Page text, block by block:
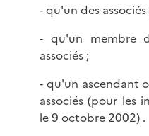
- qu'un des associés
- qu'un membre
associés ;
- qu'un ascendant
associés (pour les
le 9 octobre 2002) .